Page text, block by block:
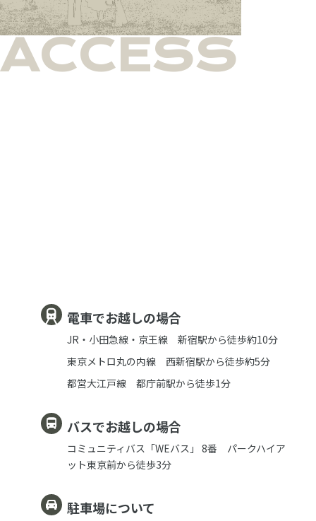
ACCESS
電車でお越しの場合
JR・小田急線・京王線 新宿駅から徒歩約10分
東京メトロ丸の内線 西新宿駅から徒歩約5分
都営大江戸線 都庁前駅から徒歩1分
バスでお越しの場合
コミュニティバス「WEバス」 8番 パークハイア
ット東京前から徒歩3分
駐車場について